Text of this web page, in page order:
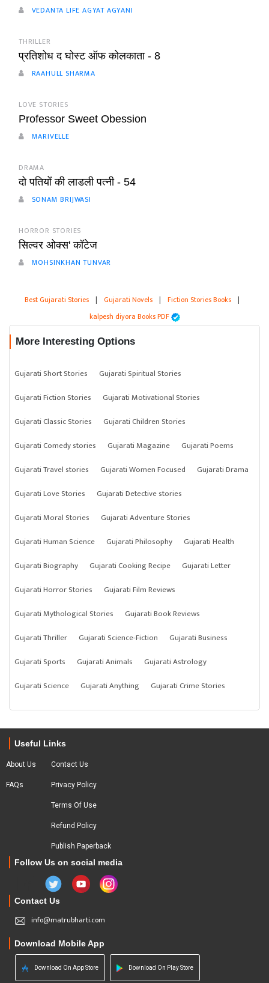
VEDANTA LIFE AGYAT AGYANI
THRILLER
प्रतिशोध द घोस्ट ऑफ कोलकाता - 8
RAAHULL SHARMA
LOVE STORIES
Professor Sweet Obession
MARIVELLE
DRAMA
दो पतियों की लाडली पत्नी - 54
SONAM BRIJWASI
HORROR STORIES
सिल्वर ओक्स' कॉटेज
MOHSINKHAN TUNVAR
Best Gujarati Stories | Gujarati Novels | Fiction Stories Books |
kalpesh diyora Books PDF
More Interesting Options
Gujarati Short Stories
Gujarati Spiritual Stories
Gujarati Fiction Stories
Gujarati Motivational Stories
Gujarati Classic Stories
Gujarati Children Stories
Gujarati Comedy stories
Gujarati Magazine
Gujarati Poems
Gujarati Travel stories
Gujarati Women Focused
Gujarati Drama
Gujarati Love Stories
Gujarati Detective stories
Gujarati Moral Stories
Gujarati Adventure Stories
Gujarati Human Science
Gujarati Philosophy
Gujarati Health
Gujarati Biography
Gujarati Cooking Recipe
Gujarati Letter
Gujarati Horror Stories
Gujarati Film Reviews
Gujarati Mythological Stories
Gujarati Book Reviews
Gujarati Thriller
Gujarati Science-Fiction
Gujarati Business
Gujarati Sports
Gujarati Animals
Gujarati Astrology
Gujarati Science
Gujarati Anything Gujarati Crime Stories
Useful Links
About Us
FAQs
Contact Us
Privacy Policy
Terms Of Use
Refund Policy
Publish Paperback
Follow Us on social media
Contact Us
info@matrubharti.com
Download Mobile App
Download On App Store Download On Play Store